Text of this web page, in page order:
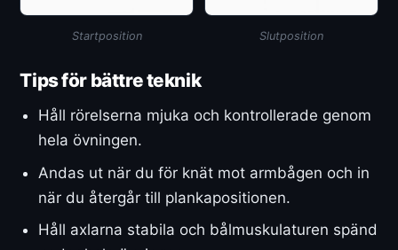
Startposition Slutposition
Tips för bättre teknik
Håll rörelserna mjuka och kontrollerade genom
hela övningen.
Andas ut när du för knät mot armbågen och in
när du återgår till plankapositionen.
Håll axlarna stabila och bålmuskulaturen spänd